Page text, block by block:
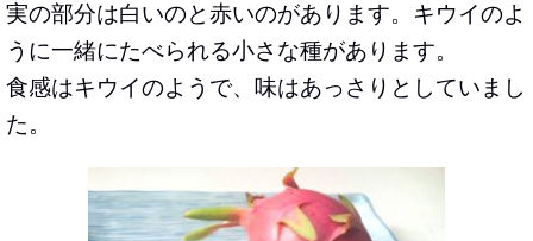
実の部分は白いのと赤いのがあります。キウイのよ
うに一緒にたべられる小さな種があります。
食感はキウイのようで、味はあっさりとしていまし
た。